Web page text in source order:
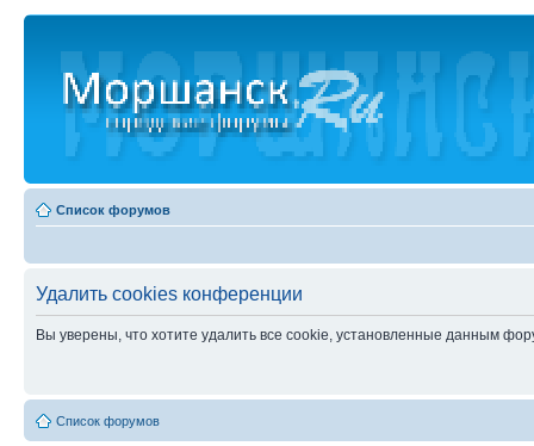
Список форумов
Удалить cookies конференции
Вы уверены, что хотите удалить все cookie, установленные данным
Список форумов